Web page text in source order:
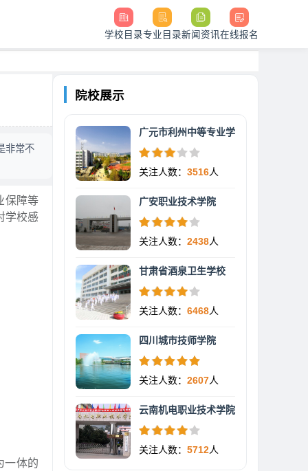
学校目录专业目录新闻资讯在线报名
非常不
保障等
学校感
一体的
院校展示
广元市利州中等专业学
关注人数： 3516人
广安职业技术学院
关注人数： 2438人
甘肃省酒泉卫生学校
关注人数： 6468人
四川城市技师学院
关注人数： 2607人
云南机电职业技术学院
关注人数： 5712人